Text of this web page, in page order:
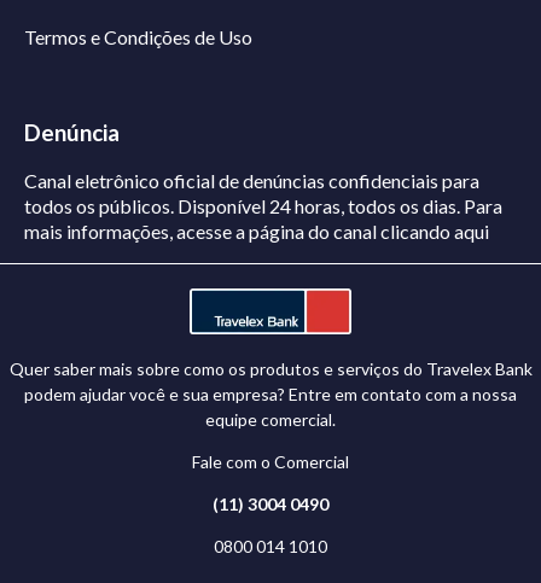
Termos e Condições de Uso
Denúncia
Canal eletrônico oficial de denúncias confidenciais para
todos os públicos. Disponível 24 horas, todos os dias. Para
mais informações, acesse a página do canalclicando aqui
Quer saber mais sobre como os produtos e serviços do Travelex Bank
podem ajudar você e sua empresa? Entre em contato com a nossa
equipe comercial.
Fale com o Comercial
(11) 3004 0490
0800 014 1010